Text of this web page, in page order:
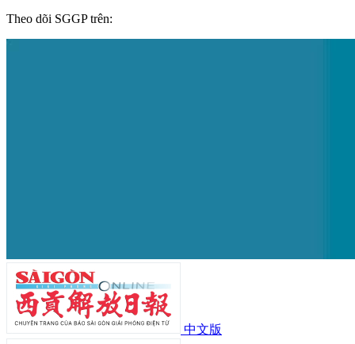
Theo dõi SGGP trên:
中文版